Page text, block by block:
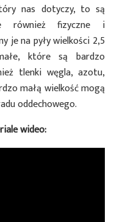
nas dotyczy, to są
również fizyczne i
je na pyły wielkości 2,5
które są bardzo
tlenki węgla, azotu,
małą wielkość mogą
oddechowego.
wideo: